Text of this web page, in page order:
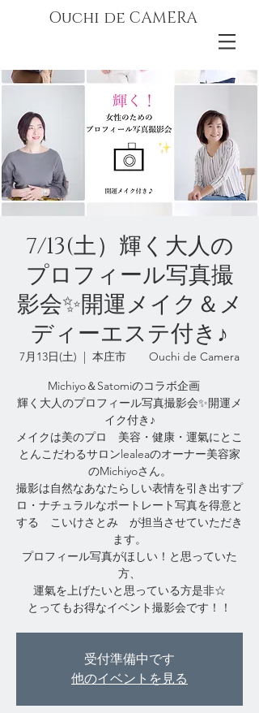
Ouchi de CAMERA
7/13(土）輝く大人の
プロフィール写真撮
影会✨開運メイク＆メ
ディーエステ付き♪
7月13日(土)
  |
本庄市 Ouchi de Camera
Michiyo＆Satomiのコラボ企画
輝く大人のプロフィール写真撮影会✨開運メ
イク付き♪
メイクは美のプロ 美容・健康・運氣にとこ
とんこだわるサロンlealeaのオーナー美容家
のMichiyoさん。
撮影は自然なあなたらしい表情を引き出すプ
ロ・ナチュラルなポートレート写真を得意と
する こいけさとみ が担当させていただき
ます。
プロフィール写真がほしい！と思っていた
方、
運氣を上げたいと思っている方是非☆
とってもお得なイベント撮影会です！！
受付準備中です
他のイベントを見る